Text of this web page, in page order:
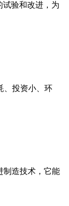
试验和改进，为
、投资小、环
制造技术，它能